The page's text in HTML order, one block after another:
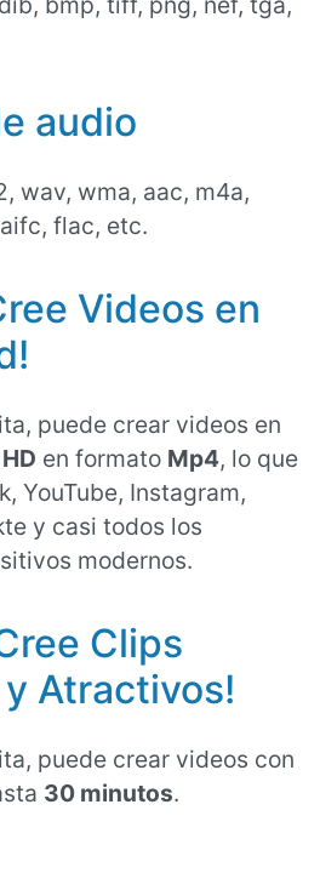
audio
wav, wma, aac, m4a,
flac, etc.
Videos en
puede crear videos en
en formato Mp4, lo que
YouTube, Instagram,
y casi todos los
modernos.
Clips
Atractivos!
puede crear videos con
30 minutos.